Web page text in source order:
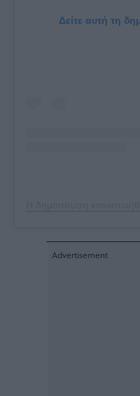
Δείτε αυτή τη